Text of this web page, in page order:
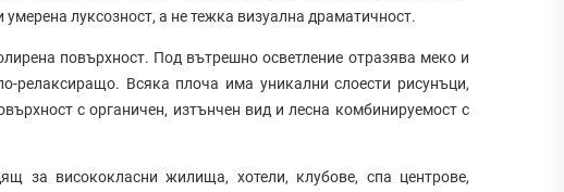
луксозност, а не тежка визуална драматичност.
повърхност. Под вътрешно осветление отразява меко и
релаксиращо. Всяка плоча има уникални слоести рисунъци,
с органичен, изтънчен вид и лесна комбинируемост с
за висококласни жилища, хотели, клубове, спа центрове,